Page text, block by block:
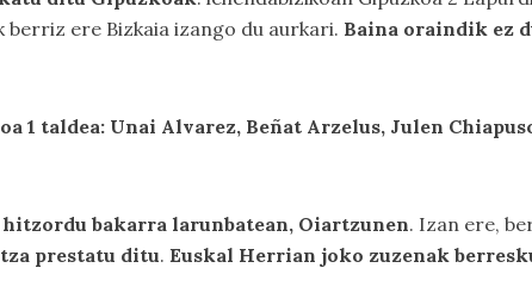
ere Bizkaia izango du aurkari. Baina oraindik ez
1 taldea: Unai Alvarez, Beñat Arzelus, Julen
bakarra larunbatean, Oiartzunen. Izan ere,
prestatu ditu. Euskal Herrian joko zuzenak